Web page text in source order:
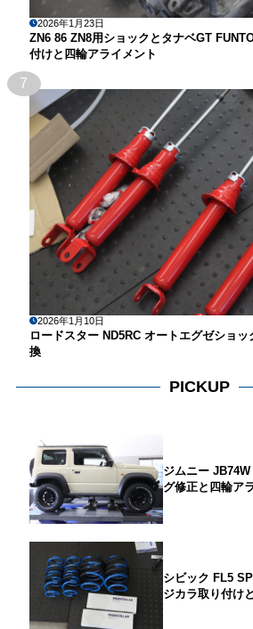
2026年1月23日
ZN6 86 ZN8用ショックとタナベGT
付けと四輪アライメント
7
2026年1月10日
ロードスター ND5RC オートエグゼショ
換
PICKUP
ジムニー
グ修正と四輪ア
シビック FL5
ジカラ取り付け